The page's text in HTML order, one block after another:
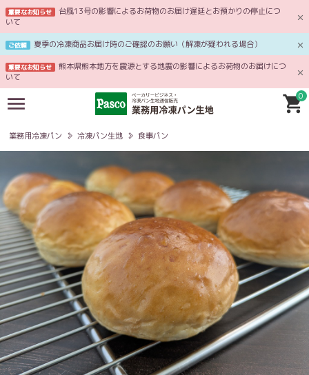
重要なお知らせ
台風13号の影響によるお荷物のお届け遅延とお預かりの停止につ
いて
ご依頼 夏季の冷凍商品お届け時のご確認のお願い（解凍が疑われる場合）
重要なお知らせ
熊本県熊本地方を震源とする地震の影響によるお荷物のお届けにつ
いて
0
業務用冷凍パン 冷凍パン生地 食事パン